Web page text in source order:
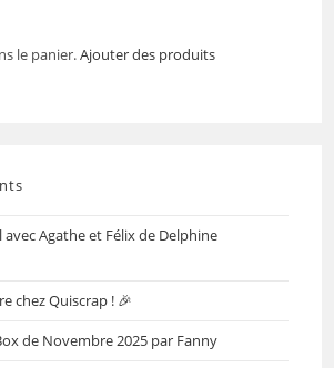
le panier.Ajouter des produits
avec Agathe et Félix de Delphine
chez Quiscrap ! 🎉
de Novembre 2025 par Fanny